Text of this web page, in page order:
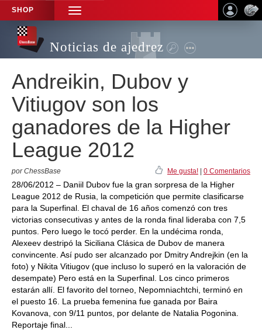
SHOP
TOGGLE
NAVIGATION
Noticias de ajedrez
Andreikin, Dubov y
Vitiugov son los
ganadores de la Higher
League 2012
por ChessBase Me gusta! 0 Comentarios
28/06/2012 – Daniil Dubov fue la gran sorpresa de la Higher
League 2012 de Rusia, la competición que permite clasificarse
para la Superfinal. El chaval de 16 años comenzó con tres
victorias consecutivas y antes de la ronda final lideraba con 7,5
puntos. Pero luego le tocó perder. En la undécima ronda,
Alexeev destripó la Siciliana Clásica de Dubov de manera
convincente. Así pudo ser alcanzado por Dmitry Andrejkin (en la
foto) y Nikita Vitiugov (que incluso lo superó en la valoración de
desempate) Pero está en la Superfinal. Los cinco primeros
estarán allí. El favorito del torneo, Nepomniachtchi, terminó en
el puesto 16. La prueba femenina fue ganada por Baira
Kovanova, con 9/11 puntos, por delante de Natalia Pogonina.
Reportaje final...